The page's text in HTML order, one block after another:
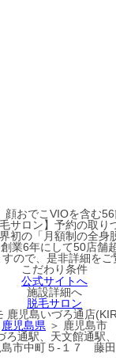
顔おでこVIOを含む
サロン】予約の取
初の「月額制の全身
業6年にして50店舗
ので、是非詳細をご
こだわり条件
公式サイトへ
施設詳細へ
脱毛サロン
鹿児島いづろ通店
鹿児島県 ＞ 鹿児島市
ろ通駅、天文館通駅
島市中町５-１７ 藤